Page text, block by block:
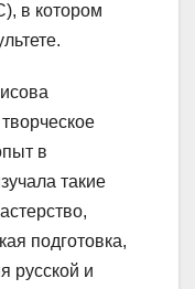
в котором
в
такие
подготовка,
русской и